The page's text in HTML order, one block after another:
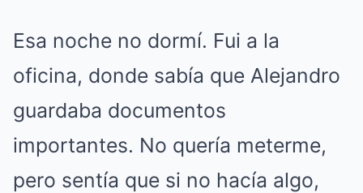
Esa noche no dormí. Fui a la
oficina, donde sabía que Alejandro
guardaba documentos
importantes. No quería meterme,
pero sentía que si no hacía algo,